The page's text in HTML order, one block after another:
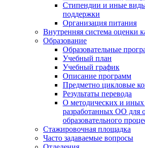
Стипендии и иные
поддержки
Организация питания
Внутренняя система оценки
Образование
Образовательные
Учебный план
Учебный график
Описание программ
Предметно цикловые
Результаты перевода
О методических и иных
разработанных ОО для
образовательного
Стажировочная площадка
Часто задаваемые вопросы